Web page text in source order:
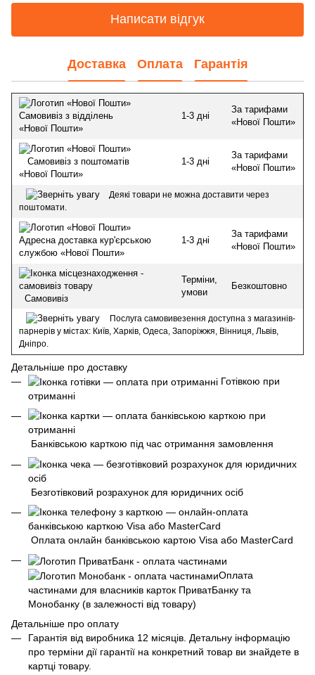
Написати відгук
Доставка Оплата Гарантія
Самовивіз з відділень
«Нової Пошти»
1-3 дні
За тарифами
«Нової Пошти»
Самовивіз з поштоматів
«Нової Пошти»
1-3 дні
За тарифами
«Нової Пошти»
Деякі товари не можна доставити через
поштомати.
Адресна доставка кур'єрською
службою «Нової Пошти»
1-3 дні
За тарифами
«Нової Пошти»
Самовивіз
Терміни,
умови
Безкоштовно
Послуга самовивезення доступна з магазинів-
парнерів у містах: Київ, Харків, Одеса, Запоріжжя, Вінниця, Львів,
Дніпро.
Детальніше про доставку
Готівкою при
отриманні
Банківською карткою під час отримання замовлення
Безготівковий розрахунок для юридичних осіб
Оплата онлайн банківською картою Visa або MasterCard
Оплата
частинами для власників карток ПриватБанку та
Монобанку (в залежності від товару)
Детальніше про оплату
Гарантія від виробника 12 місяців. Детальну інформацію
про терміни дії гарантії на конкретний товар ви знайдете в
картці товару.